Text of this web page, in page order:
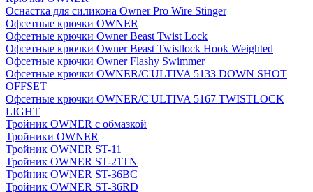
Оснастка для силикона Owner Pro Wire Stinger
Офсетные крючки OWNER
Офсетные крючки Owner Beast Twist Lock
Офсетные крючки Owner Beast Twistlock Hook Weighted
Офсетные крючки Owner Flashy Swimmer
Офсетные крючки OWNER/C'ULTIVA 5133 DOWN SHOT
OFFSET
Офсетные крючки OWNER/C'ULTIVA 5167 TWISTLOCK
LIGHT
Тройник OWNER с обмазкой
Тройники OWNER
Тройник OWNER ST-11
Тройник OWNER ST-21TN
Тройник OWNER ST-36BC
Тройник OWNER ST-36RD